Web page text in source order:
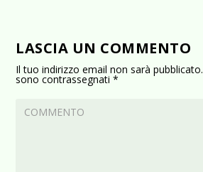
LASCIA UN COMMENTO
Il tuo indirizzo email non sarà pubblicato.
sono contrassegnati*